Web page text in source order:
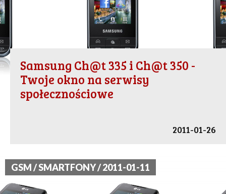
Samsung Ch@t 335 i Ch@t 350 -
Twoje okno na serwisy
społecznościowe
2011-01-26
GSM / SMARTFONY / 2011-01-11